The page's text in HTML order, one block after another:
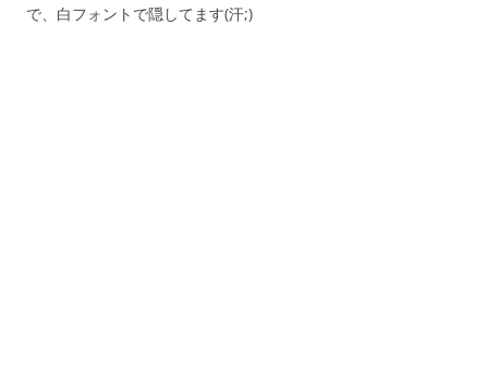
で、白フォントで隠してます(汗;)